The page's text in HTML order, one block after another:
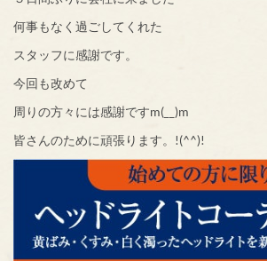
何事もなく過ごしてくれた
スタッフに感謝です。
今回も改めて
周りの方々には感謝ですm(__)m
皆さんのために頑張ります。!(^^)!